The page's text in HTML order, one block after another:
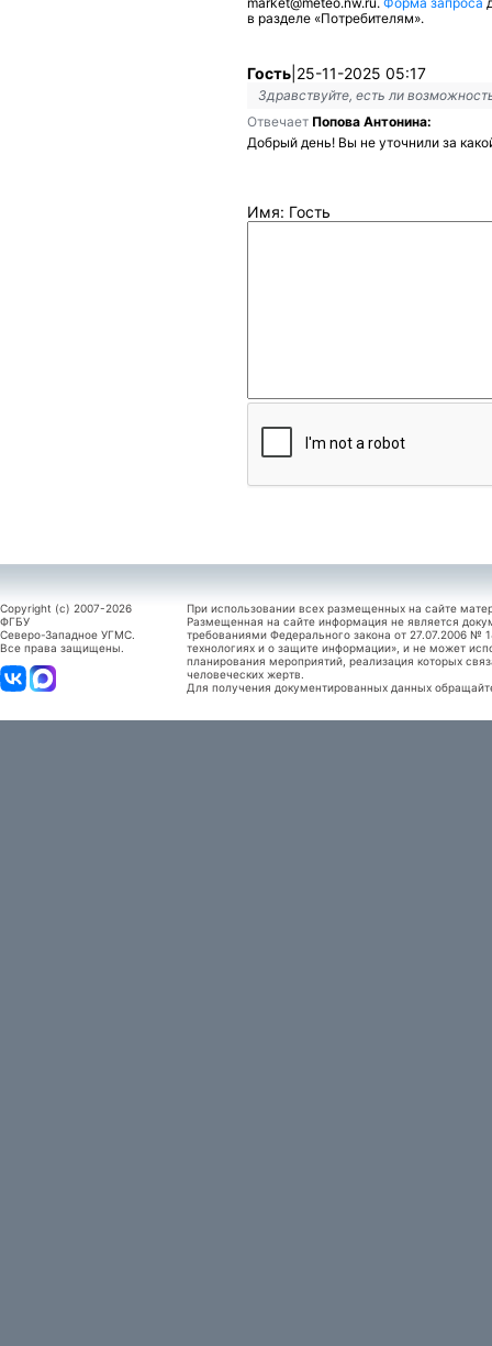
в разделе «Потребителям».
Гость 25-11-2025 05:17
Здравствуйте, есть ли
Отвечает Попова Антонина:
Добрый день! Вы не уточнили за
Имя: Гость
Copyright (c) 2007-2026
ФГБУ
Северо-Западное УГМС.
Все права защищены.
При использовании всех размещенных на сайте
Размещенная на сайте информация не является
требованиями Федерального закона от 27.07.2006
технологиях и о защите информации», и не может
планирования мероприятий, реализация которых
человеческих жертв.
Для получения документированных данных